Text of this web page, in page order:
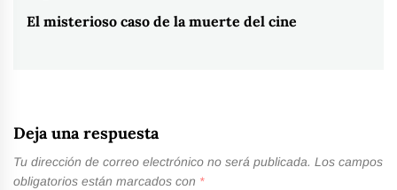
Entrada
El misterioso caso de la muerte del cine
Deja una respuesta
Tu dirección de correo electrónico no será publicada. Los campos
obligatorios están marcados con *